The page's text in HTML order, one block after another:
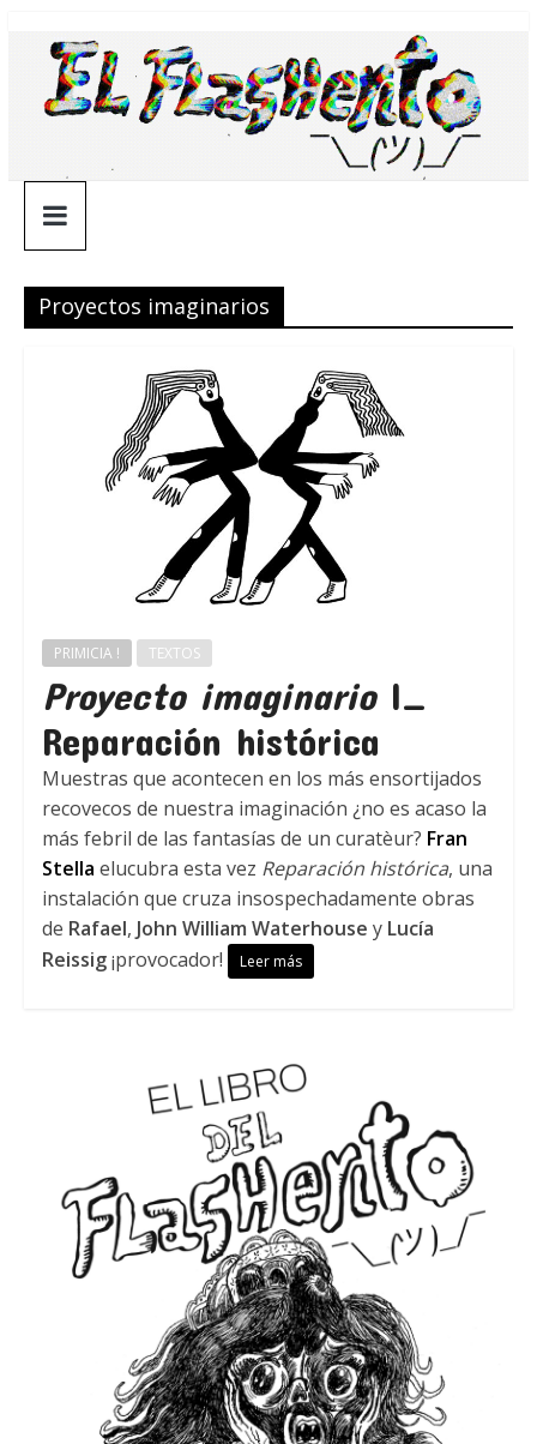
contenido
¯\_(ツ)_/
¯
Proyectos imaginarios
PRIMICIA ! TEXTOS
Proyecto imaginarioI_
Reparación histórica
Muestras que acontecen en los más ensortijados
recovecos de nuestra imaginación ¿no es acaso la
más febril de las fantasías de un curatèur? Fran
Stella elucubra esta vez Reparación histórica, una
instalación que cruza insospechadamente obras
de Rafael, John William Waterhouse y Lucía
Reissig¡provocador! Leer más